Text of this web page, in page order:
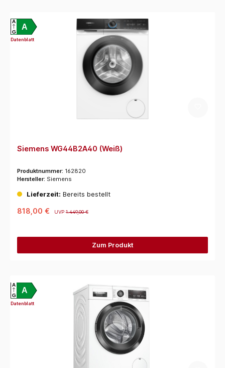
A
A
G
Datenblatt
Siemens WG44B2A40 (Weiß)
Produktnummer: 162820
Hersteller: Siemens
Lieferzeit: Bereits bestellt
818,00 € UVP1.449,00 €
Zum Produkt
A
A
G
Datenblatt